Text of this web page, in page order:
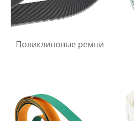
Поликлиновые ремни